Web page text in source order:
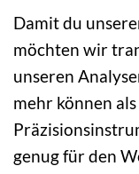
Damit du
möchten wir
unseren
mehr können
genug für den